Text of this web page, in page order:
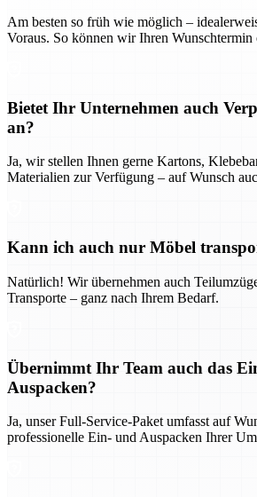
Am besten so früh wie möglich –
Voraus. So können wir Ihren Wunschtermin
Bietet Ihr Unternehmen auch
an?
Ja, wir stellen Ihnen gerne Kartons,
Materialien zur Verfügung – auf Wunsch
Kann ich auch nur Möbel
Natürlich! Wir übernehmen auch
Transporte – ganz nach Ihrem Bedarf.
Übernimmt Ihr Team auch das
Auspacken?
Ja, unser Full-Service-Paket umfasst auf
professionelle Ein- und Auspacken Ihrer